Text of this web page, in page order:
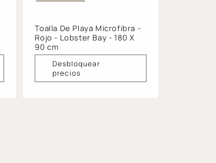
Toalla De Playa Microfibra -
Rojo - Lobster Bay - 180 X
90 cm
Desbloquear
precios